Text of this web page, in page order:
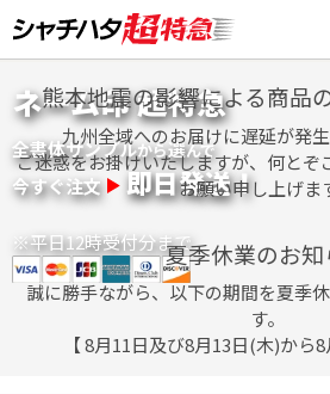
to
content
ネーム印 超特急
全書体サンプルから選んで
今すぐ注文 即日発送！
※平日12時受付分まで
熊本地震の影響による商品
九州全域へのお届けに遅延が発生
ご迷惑をお掛けいたしますが、何とぞ
お願い申し上げま
夏季休業のお知
誠に勝手ながら、以下の期間を夏季
す。
【 8月11日及び8月13日(木)から8